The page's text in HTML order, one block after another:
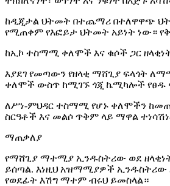
ከዲጂታል ህትመት በተጨማሪ በተለዋዋጭ
የሚጠቀም የእፎይታ ህትመት አይነት ነው።
ከኢኮ ተስማሚ ቀለሞች እና ቁሶች ጋር
እያደገ የመጣውን የዘላቂ ማሸጊያ ፍላጎት
ቀለሞች ውስጥ ከሚገኙ ጎጂ ኬሚካሎች የፀዱ
ለሥነ-ምህዳር ተስማሚ የሆኑ ቀለሞችን
ስርዓቶች እና መልሶ ጥቅም ላይ ማዋል
ማጠቃለያ
የማሸጊያ ማተሚያ ኢንዱስትሪው ወደ
ይሰጣል. እነዚህ አዝማሚያዎች ኢንዱስትሪው
የወደፊት እሽግ ማተም ብሩህ ይመስላል።